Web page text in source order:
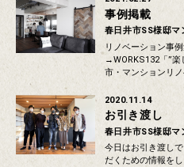
事例掲載
春日井市SS様邸
リノベーション事
→WORKS132「”楽
市・マンションリ
2020.11.14
お引き渡し
春日井市SS様邸
今日はお引き渡し
だくための情報を